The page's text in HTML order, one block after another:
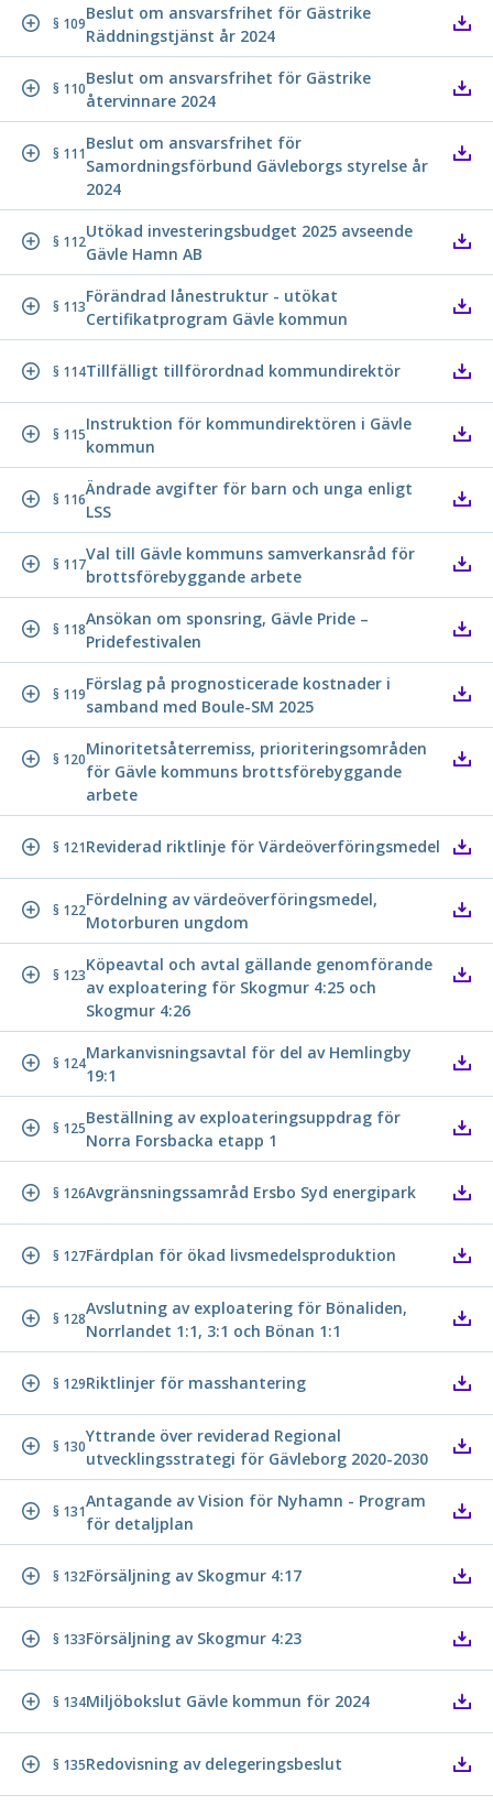
§ 109
Beslut om ansvarsfrihet för Gästrike
Räddningstjänst år 2024
§ 110
Beslut om ansvarsfrihet för Gästrike
återvinnare 2024
§ 111
Beslut om ansvarsfrihet för
Samordningsförbund Gävleborgs styrelse år
2024
§ 112
Utökad investeringsbudget 2025 avseende
Gävle Hamn AB
§ 113
Förändrad lånestruktur - utökat
Certifikatprogram Gävle kommun
§ 114Tillfälligt tillförordnad kommundirektör
§ 115
Instruktion för kommundirektören i Gävle
kommun
§ 116
Ändrade avgifter för barn och unga enligt
LSS
§ 117
Val till Gävle kommuns samverkansråd för
brottsförebyggande arbete
§ 118
Ansökan om sponsring, Gävle Pride –
Pridefestivalen
§ 119
Förslag på prognosticerade kostnader i
samband med Boule-SM 2025
§ 120
Minoritetsåterremiss, prioriteringsområden
för Gävle kommuns brottsförebyggande
arbete
§ 121Reviderad riktlinje för Värdeöverföringsmedel
§ 122
Fördelning av värdeöverföringsmedel,
Motorburen ungdom
§ 123
Köpeavtal och avtal gällande genomförande
av exploatering för Skogmur 4:25 och
Skogmur 4:26
§ 124
Markanvisningsavtal för del av Hemlingby
19:1
§ 125
Beställning av exploateringsuppdrag för
Norra Forsbacka etapp 1
§ 126Avgränsningssamråd Ersbo Syd energipark
§ 127Färdplan för ökad livsmedelsproduktion
§ 128
Avslutning av exploatering för Bönaliden,
Norrlandet 1:1, 3:1 och Bönan 1:1
§ 129Riktlinjer för masshantering
§ 130
Yttrande över reviderad Regional
utvecklingsstrategi för Gävleborg 2020-2030
§ 131
Antagande av Vision för Nyhamn - Program
för detaljplan
§ 132Försäljning av Skogmur 4:17
§ 133Försäljning av Skogmur 4:23
§ 134Miljöbokslut Gävle kommun för 2024
§ 135Redovisning av delegeringsbeslut